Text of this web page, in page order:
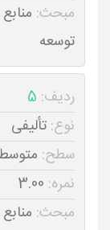
مبحث:
توسعه
ردیف: 5
نوع: تألیفی
سطح:
نمره: 3.00
مبحث: